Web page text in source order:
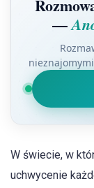
—
W świecie, w
uchwycenie